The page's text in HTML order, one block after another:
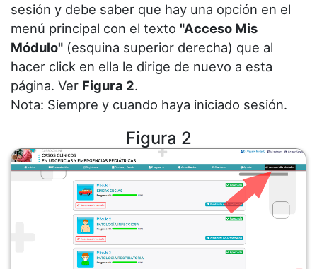
sesión y debe saber que hay una opción en el
menú principal con el texto "Acceso Mis
Módulo" (esquina superior derecha) que al
hacer click en ella le dirige de nuevo a esta
página. Ver Figura 2.
Nota: Siempre y cuando haya iniciado sesión.
Figura 2